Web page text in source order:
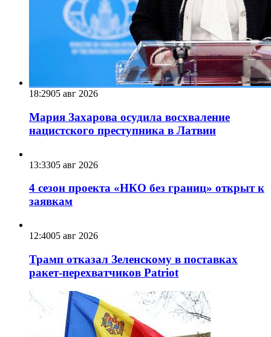
18:2905 авг 2026
Мария Захарова осудила восхваление
нацистского преступника в Латвии
13:3305 авг 2026
4 сезон проекта «НКО без границ» открыт к
заявкам
12:4005 авг 2026
Трамп отказал Зеленскому в поставках
ракет-перехватчиков Patriot